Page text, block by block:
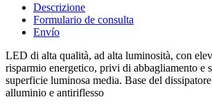
Descrizione
Formulario de consulta
Envío
LED di alta qualità, ad alta luminosità, con
risparmio energetico, privi di abbagliamento e
superficie luminosa media. Base del
alluminio e antiriflesso